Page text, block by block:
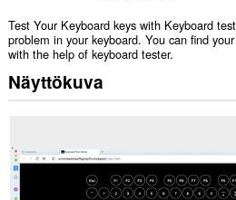
Test Your Keyboard keys with Keyboard
problem in your keyboard. You can find
with the help of keyboard tester.
Näyttökuva